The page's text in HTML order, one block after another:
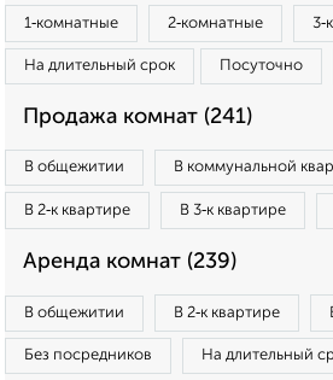
1‑комнатные 2‑комнатные
На длительный срок Посуточно
Продажа комнат (241)
В общежитии В коммунальной
В 2‑к квартире В 3‑к квартире
Аренда комнат (239)
В общежитии В 2‑к квартире
Без посредников На длительный